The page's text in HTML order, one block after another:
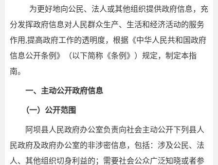
为更好地向公民、法人或其他组织提供政府信息，充
分发挥政府信息对人民群众生产、生活和经济活动的服务
作用,提高政府工作的透明度，根据《中华人民共和国政府
信息公开条例》（以下简称《条例》）规定，制定本指
南。
一、主动公开政府信息
（一）公开范围
阿坝县人民政府办公室负责向社会主动公开下列县人
民政府及政府办公室的非涉密信息，包括：涉及公民、法
人、其他组织切身利益的；需要社会公众广泛知晓或者参